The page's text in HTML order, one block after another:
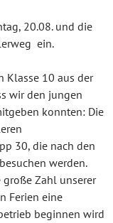
20.08. und die
ein.
Klasse 10 aus der
wir den jungen
konnten: Die
30, die nach den
werden.
große Zahl unserer
Ferien eine
beginnen wird